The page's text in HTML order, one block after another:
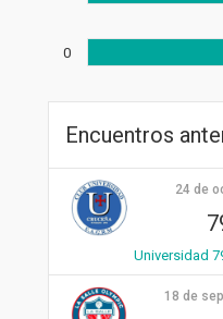
0
Encuentros
24 de
Universidad
18 de